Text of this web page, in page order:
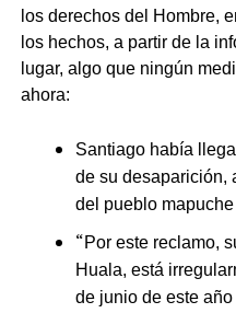
los derechos del Hombre,
los hechos, a partir de la
lugar, algo que ningún
ahora:
Santiago había
de su desaparición,
del pueblo
“Por este reclamo,
Huala, está
de junio de este